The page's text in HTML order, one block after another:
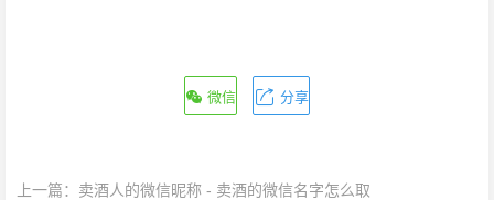
微信 分享
上一篇： 卖酒人的微信昵称 - 卖酒的微信名字怎么取